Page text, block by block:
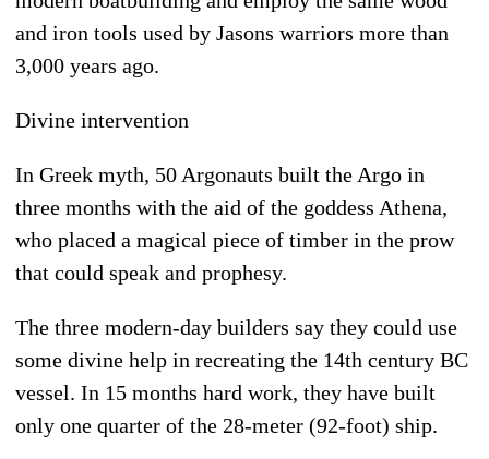
and iron tools used by Jasons warriors more than
3,000 years ago.
Divine intervention
In Greek myth, 50 Argonauts built the Argo in
three months with the aid of the goddess Athena,
who placed a magical piece of timber in the prow
that could speak and prophesy.
The three modern-day builders say they could use
some divine help in recreating the 14th century BC
vessel. In 15 months hard work, they have built
only one quarter of the 28-meter (92-foot) ship.